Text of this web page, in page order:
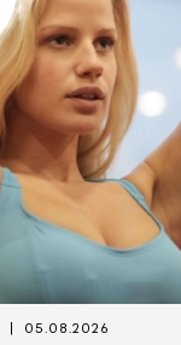
05.08.2026